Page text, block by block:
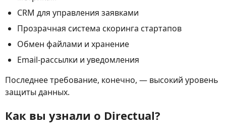
CRM для управления заявками
Прозрачная система скоринга стартапов
Обмен файлами и хранение
Email-рассылки и уведомления
Последнее требование, конечно, — высокий уровень
защиты данных.
Как вы узнали о Directual?